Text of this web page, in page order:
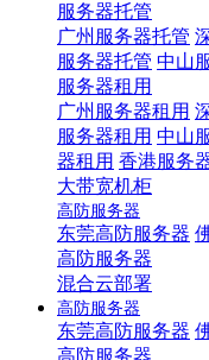
服务器托管
广州服务器托管
服务器托管 中山
服务器租用
广州服务器租用
服务器租用 中山
器租用 香港服务
大带宽机柜
高防服务器
东莞高防服务器
高防服务器
混合云部署
高防服务器
东莞高防服务器
高防服务器